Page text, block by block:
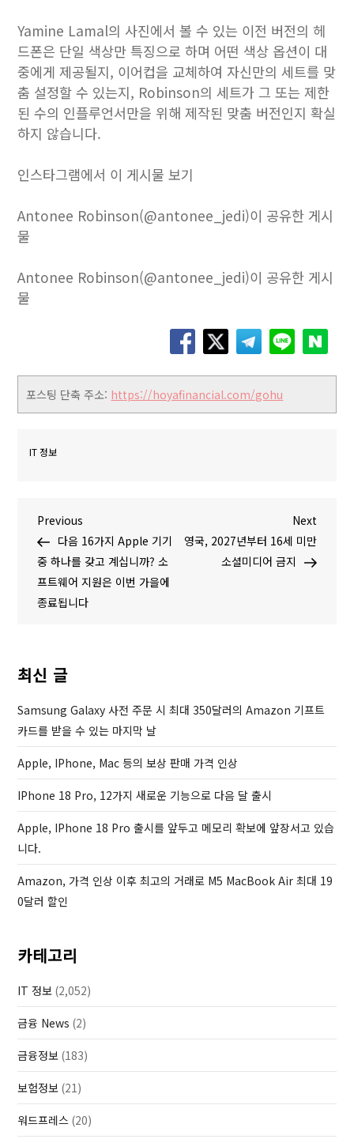
Yamine Lamal의 사진에서 볼 수 있는 이전 버전의 헤
드폰은 단일 색상만 특징으로 하며 어떤 색상 옵션이 대
중에게 제공될지, 이어컵을 교체하여 자신만의 세트를 맞
춤 설정할 수 있는지, Robinson의 세트가 그 또는 제한
된 수의 인플루언서만을 위해 제작된 맞춤 버전인지 확실
하지 않습니다.
인스타그램에서 이 게시물 보기
Antonee Robinson(@antonee_jedi)이 공유한 게시
물
Antonee Robinson(@antonee_jedi)이 공유한 게시
물
포스팅 단축 주소: https://hoyafinancial.com/gohu
IT 정보
글
탐
색
P
r
e
v
i
P
o
s
t
Previous
다음 16가지 Apple 기기
중 하나를 갖고 계십니까? 소
프트웨어 지원은 이번 가을에
종료됩니다
N
e
x
Next
영국, 2027년부터 16세 미만
소셜미디어 금지
최신 글
Samsung Galaxy 사전 주문 시 최대 350달러의 Amazon 기프트
카드를 받을 수 있는 마지막 날
Apple, IPhone, Mac 등의 보상 판매 가격 인상
IPhone 18 Pro, 12가지 새로운 기능으로 다음 달 출시
Apple, IPhone 18 Pro 출시를 앞두고 메모리 확보에 앞장서고 있습
니다.
Amazon, 가격 인상 이후 최고의 거래로 M5 MacBook Air 최대 19
0달러 할인
카테고리
IT 정보 (2,052)
금융 News (2)
금융정보 (183)
보험정보 (21)
워드프레스 (20)